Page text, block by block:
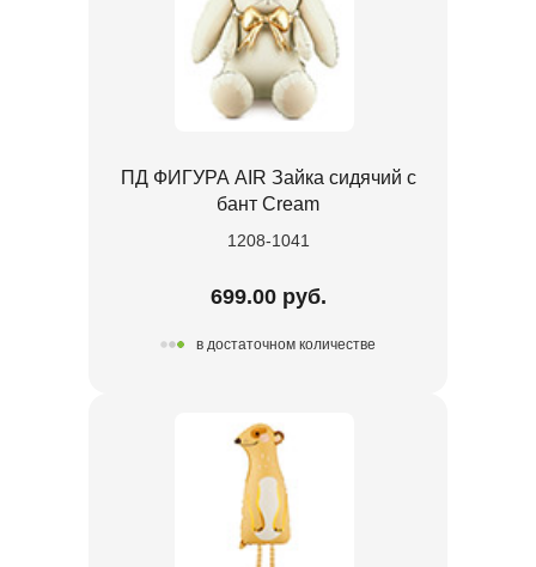
ПД ФИГУРА AIR Зайка сидячий с
бант Cream
1208-1041
699.00 руб.
в достаточном количестве